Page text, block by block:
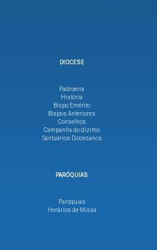
DIOCESE
Padroeira
História
Bispo Emérito
Bispos Anteriores
Conselhos
Campanha do dízimo
Santuários Diocesanos
PARÓQUIAS
Paróquias
Horários de Missa